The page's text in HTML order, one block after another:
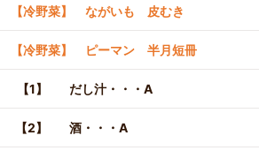
【冷野菜】 ながいも 皮むき
【冷野菜】 ピーマン 半月短冊
【1】 だし汁・・・A
【2】 酒・・・A